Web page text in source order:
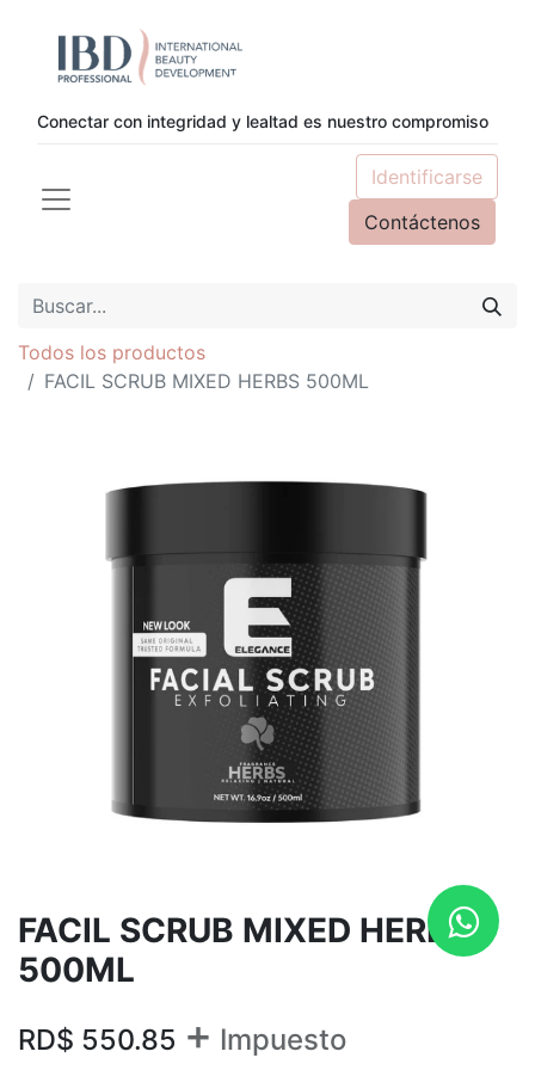
Conectar con integridad y lealtad es nuestro compromiso
Identificarse
Contáctenos
Todos los productos
FACIL SCRUB MIXED HERBS 500ML
FACIL SCRUB MIXED HERBS
500ML
RD$ 550.85 + Impuesto